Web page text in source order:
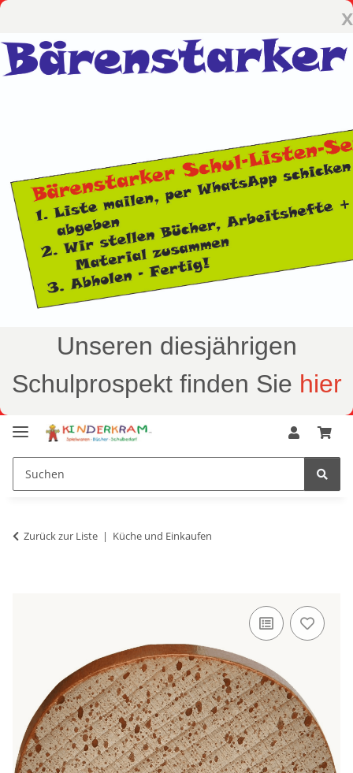
x
Unseren diesjährigen
Schulprospekt finden Sie hier
Zurück zur Liste Küche und Einkaufen